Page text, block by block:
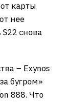
карты
нее
снова
– Exynos
бугром»
888. Что